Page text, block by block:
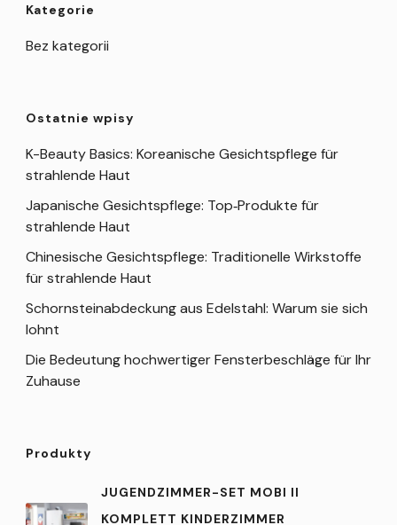
Kategorie
Bez kategorii
Ostatnie wpisy
K-Beauty Basics: Koreanische Gesichtspflege für
strahlende Haut
Japanische Gesichtspflege: Top‑Produkte für
strahlende Haut
Chinesische Gesichtspflege: Traditionelle Wirkstoffe
für strahlende Haut
Schornsteinabdeckung aus Edelstahl: Warum sie sich
lohnt
Die Bedeutung hochwertiger Fensterbeschläge für Ihr
Zuhause
Produkty
JUGENDZIMMER-SET MOBI II
KOMPLETT KINDERZIMMER